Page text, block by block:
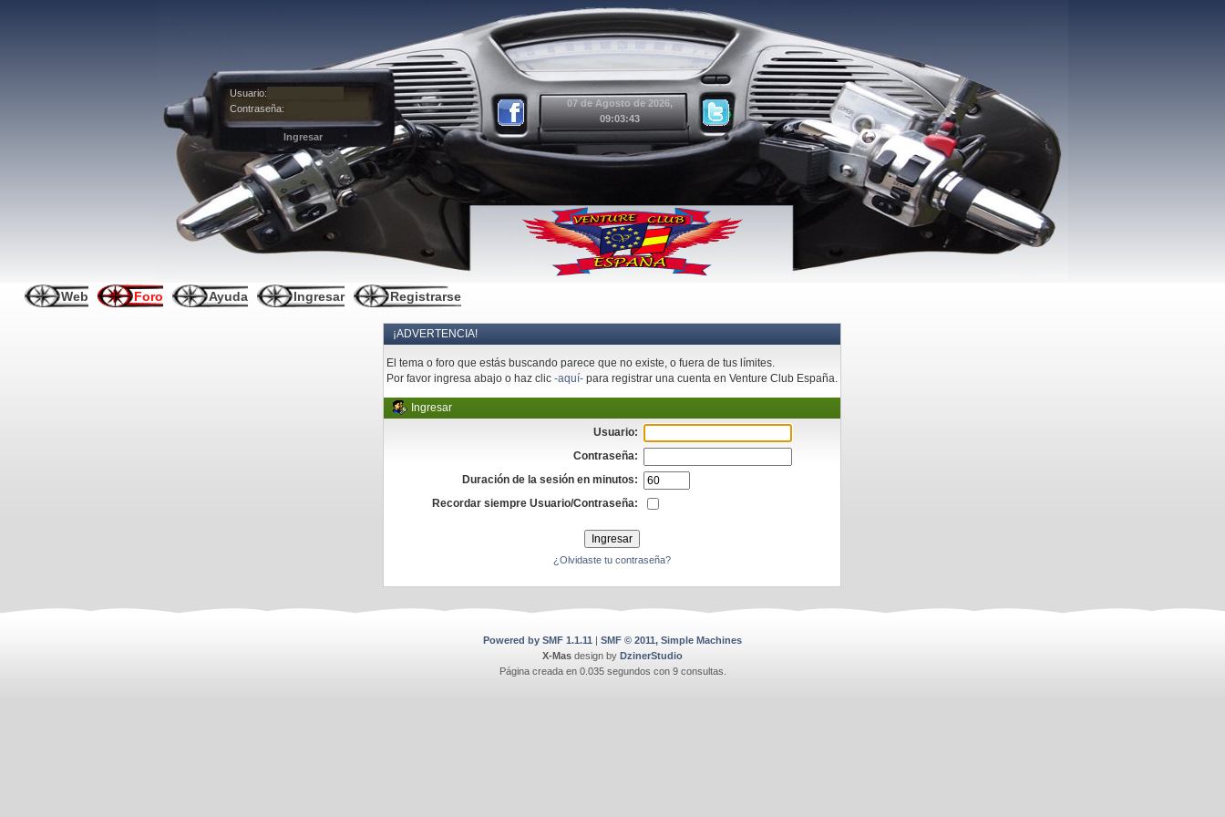
07 de Agosto de 2026,
09:03:43
Usuario:
Contraseña:
Web Foro Ayuda Ingresar Registrarse
¡ADVERTENCIA!
El tema o foro que estás buscando parece que no existe, o fuera de tus límites.
Por favor ingresa abajo o haz clic-aquí- para registrar una cuenta en Venture Club España.
Ingresar
Usuario:
Contraseña:
Duración de la sesión en minutos:
Recordar siempre Usuario/Contraseña:
¿Olvidaste tu contraseña?
Powered by SMF 1.1.11 | SMF © 2011, Simple Machines
X-Mas design by DzinerStudio
Página creada en 0.035 segundos con 9 consultas.